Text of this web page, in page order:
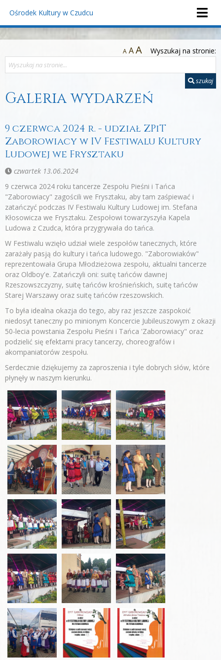
Ośrodek Kultury w Czudcu
A AA Wyszukaj na stronie:
szukaj
Galeria wydarzeń
9 czerwca 2024 r. - udział ZPiT
Zaborowiacy w IV Festiwalu Kultury
Ludowej we Frysztaku
czwartek 13.06.2024
9 czerwca 2024 roku tancerze Zespołu Pieśni i Tańca
"Zaborowiacy" zagościli we Frysztaku, aby tam zaśpiewać i
zatańczyć podczas IV Festiwalu Kultury Ludowej im. Stefana
Kłosowicza we Frysztaku. Zespołowi towarzyszyła Kapela
Ludowa z Czudca, która przygrywała do tańca.
W Festiwalu wzięło udział wiele zespołów tanecznych, które
zarażały pasją do kultury i tańca ludowego. "Zaborowiaków"
reprezentowała Grupa Młodzieżowa zespołu, aktualni tancerze
oraz Oldboy'e. Zatańczyli oni: suitę tańców dawnej
Rzeszowszczyzny, suitę tańców krośnieńskich, suitę tańców
Starej Warszawy oraz suitę tańców rzeszowskich.
To była idealna okazja do tego, aby raz jeszcze zaspokoić
niedosyt taneczny po minionym Koncercie Jubileuszowym z okazji
50-lecia powstania Zespołu Pieśni i Tańca 'Zaborowiacy" oraz
podzielić się efektami pracy tancerzy, choreografów i
akompaniatorów zespołu.
Serdecznie dziękujemy za zaproszenia i tyle dobrych słów, które
płynęły w naszym kierunku.